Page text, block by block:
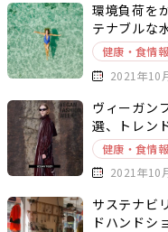
環境負荷を
テナブルな
健康・食情
2021年10
ヴィーガン
選、トレン
健康・食情
2021年10
サステナビ
ドハンドシ